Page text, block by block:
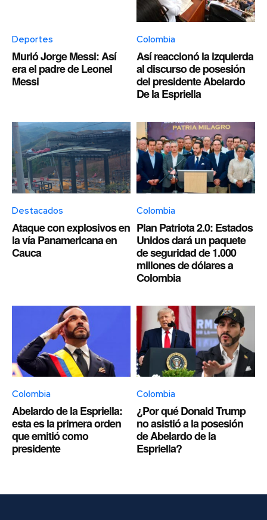
Deportes
Murió Jorge Messi: Así
era el padre de Leonel
Messi
Colombia
Así reaccionó la izquierda
al discurso de posesión
del presidente Abelardo
De la Espriella
Destacados
Ataque con explosivos en
la vía Panamericana en
Cauca
Colombia
Plan Patriota 2.0: Estados
Unidos dará un paquete
de seguridad de 1.000
millones de dólares a
Colombia
Colombia
Abelardo de la Espriella:
esta es la primera orden
que emitió como
presidente
Colombia
¿Por qué Donald Trump
no asistió a la posesión
de Abelardo de la
Espriella?